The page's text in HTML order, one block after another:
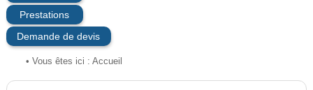
Prestations
Demande de devis
• Vous êtes ici : Accueil